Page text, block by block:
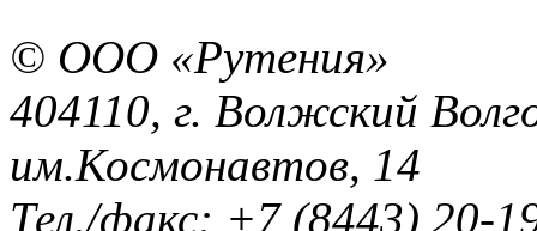
© ООО «Рутения»
404110, г. Волжский
им.Космонавтов, 14
Тел./факс: +7 (8443) 20-